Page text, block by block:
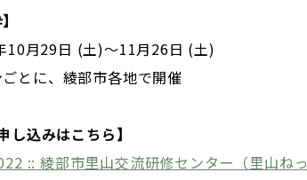
10月29日 (土)～11月26日 (土)
ごとに、綾部市各地で開催
し込みはこちら】
:: 綾部市里山交流研修センター（里山